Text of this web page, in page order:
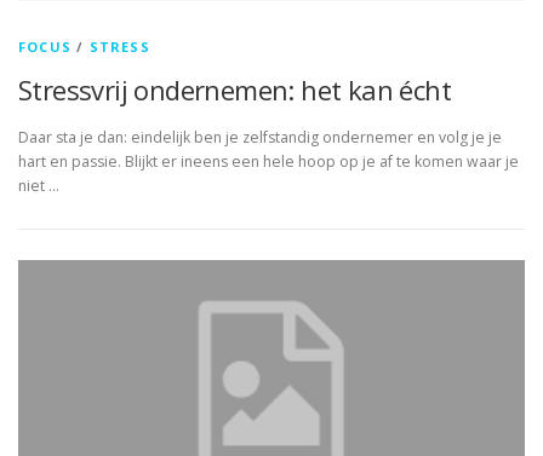
FOCUS / STRESS
Stressvrij ondernemen: het kan écht
Daar sta je dan: eindelijk ben je zelfstandig ondernemer en volg je je
hart en passie. Blijkt er ineens een hele hoop op je af te komen waar je
niet …